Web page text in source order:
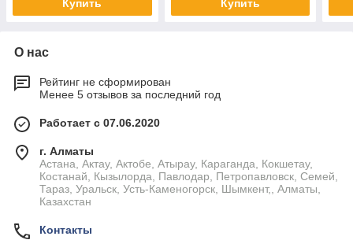
Купить Купить
О нас
Рейтинг не сформирован
Менее 5 отзывов за последний год
Работает с 07.06.2020
г. Алматы
Астана, Актау, Актобе, Атырау, Караганда, Кокшетау,
Костанай, Кызылорда, Павлодар, Петропавловск, Семей,
Тараз, Уральск, Усть-Каменогорск, Шымкент,, Алматы,
Казахстан
Контакты